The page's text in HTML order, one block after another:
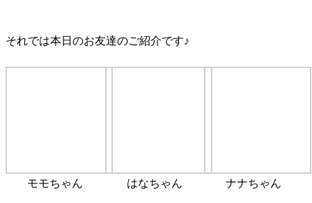
それでは本日のお友達のご紹介です♪
モモちゃん はなちゃん ナナちゃん